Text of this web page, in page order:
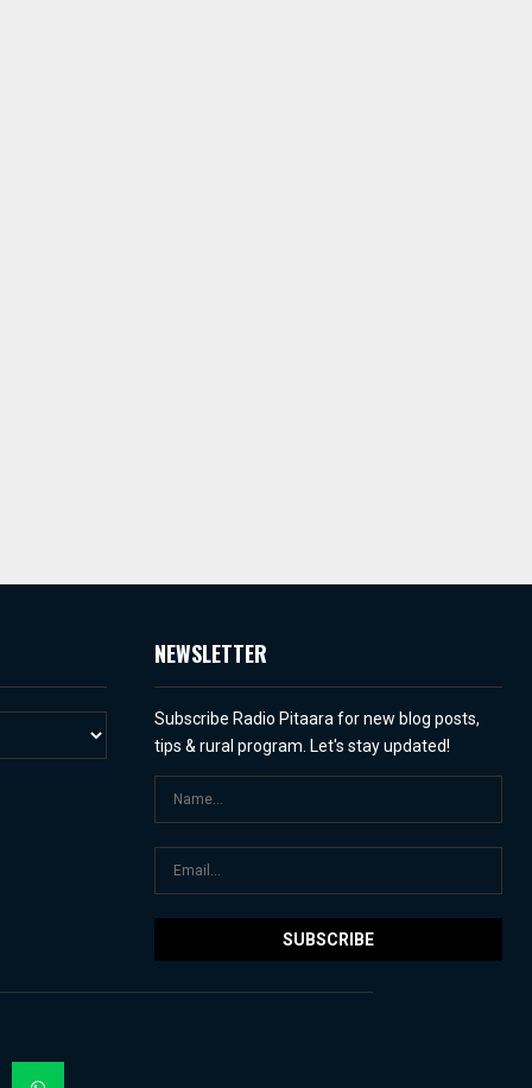
NEWSLETTER
Subscribe Radio Pitaara for new blog posts,
tips & rural program. Let's stay updated!